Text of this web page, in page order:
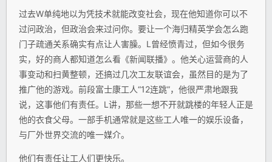
过去W单纯地以为凭技术就能改变社会，现在他知道你可以不
过问政治，但政治会来过问你。要让一个海归精英学会怎么跑
门子疏通关系确实有点让人害臊。L曾经愤青过，但如今很务
实，好的商人都知道怎么看《新闻联播》。他关心运营商的人
事变动和扫黄整顿，还搞过几次工友联谊会，虽然目的是为了
推广他的游戏。前段富士康工人“12连跳”，他很严肃地跟我
说，这事他们有责任。L讲，那些一想不开就跳楼的年轻人正是
他的衣食父母。一部手机通常就是这些工人唯一的娱乐设备，
与厂外世界交流的唯一媒介。
他们有责任让工人们更快乐。